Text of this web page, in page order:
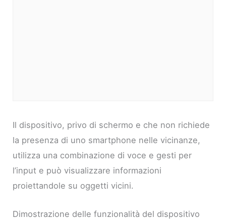
Il dispositivo, privo di schermo e che non richiede
la presenza di uno smartphone nelle vicinanze,
utilizza una combinazione di voce e gesti per
l’input e può visualizzare informazioni
proiettandole su oggetti vicini.
Dimostrazione delle funzionalità del dispositivo